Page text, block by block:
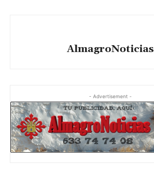
AlmagroNoticias
- Advertisement -